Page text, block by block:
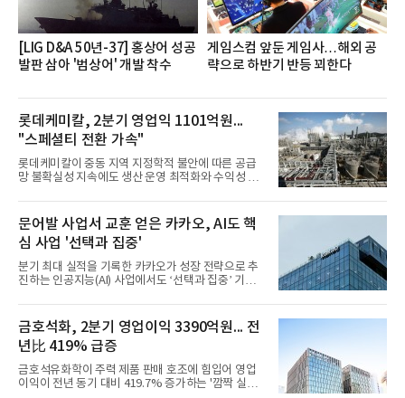
[LIG D&A 50년-37] 홍상어 성공
발판 삼아 '범상어' 개발 착수
게임스컴 앞둔 게임사…해외 공
략으로 하반기 반등 꾀한다
롯데케미칼, 2분기 영업익 1101억원...
"스페셜티 전환 가속"
롯데케미칼이 중동 지역 지정학적 불안에 따른 공급
망 불확실성 지속에도 생산 운영 최적화와 수익성 중
어갔다.롯데케미칼이 2026년 2분기 연결 기준 매출
액 5조6864억원, 영업이익 1101억원을 기록했다고 7
일 밝혔다. 사업별로는 기초화학 부문(롯데케미칼 기
초소재사업·LC타이탄·LC USA·롯데대산석화)이 매
출 3조9403억원, 영업이익 23억원을 기록했다. 정기
보수 영향과 원료 가격 변동에 따른 래깅 효과로 전분
기 대비 수익성은 둔화됐지만 흑자 전환 흐름을 유지
우호적인 환율 효과
문어발 사업서 교훈 얻은 카카오, AI도 핵
심 사업 '선택과 집중'
분기 최대 실적을 기록한 카카오가 성장 전략으로 추
진하는 인공지능(AI) 사업에서도 ‘선택과 집중’ 기조
라 투자에 나서는 것과 달리, 카카오는 ‘카카오톡’이
라는 플랫폼 경쟁력을 활용한 AI 에이전트 서비스에
집중하는 전략이다. 과거 무리한 사업 확장 과정에서
겪었던 시행착오를 되풀이하지 않고 핵심 역량에 집
중하겠다는 취지로 풀이된다.7일 업계에 따르면 카카
오는 올해 2분기 연결 기준 매출 2조985억원, 영업이
익 2770억원을 기록했다. 전년 동기 대비 매출과 영업
금호석화, 2분기 영업이익 3390억원... 전
년比 419% 급증
금호석유화학이 주력 제품 판매 호조에 힘입어 영업
이익이 전년 동기 대비 419.7% 증가하는 '깜짝 실